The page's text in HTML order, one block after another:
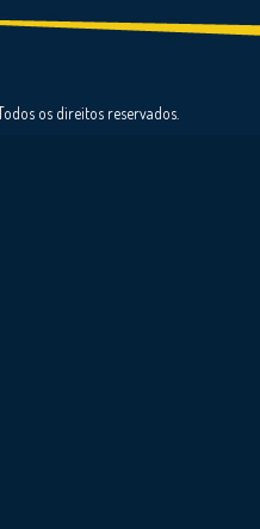
os direitos reservados.